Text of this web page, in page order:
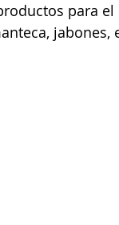
para
jabones,